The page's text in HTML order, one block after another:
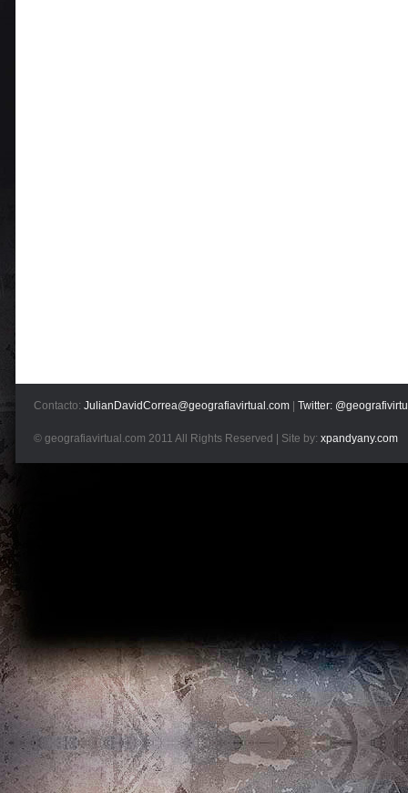
Contacto: JulianDavidCorrea@geografiavirtual.com Twitter:
© geografiavirtual.com 2011 All Rights Reserved | Site by: xpandyany.com